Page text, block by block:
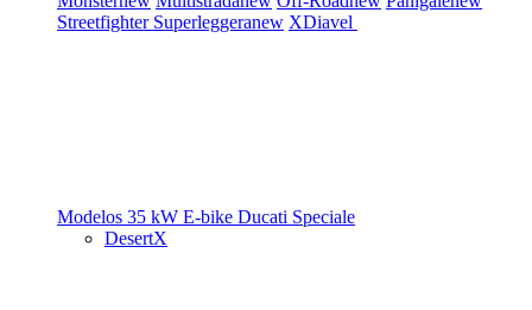
Streetfighter Superleggeranew XDiavel
Modelos 35 kW E-bike Ducati Speciale
DesertX